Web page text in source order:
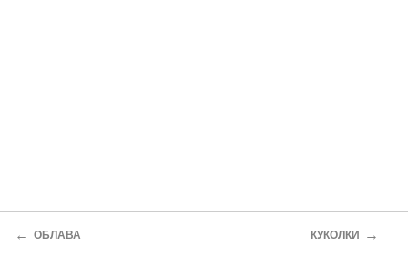
← ОБЛАВА КУКОЛКИ →